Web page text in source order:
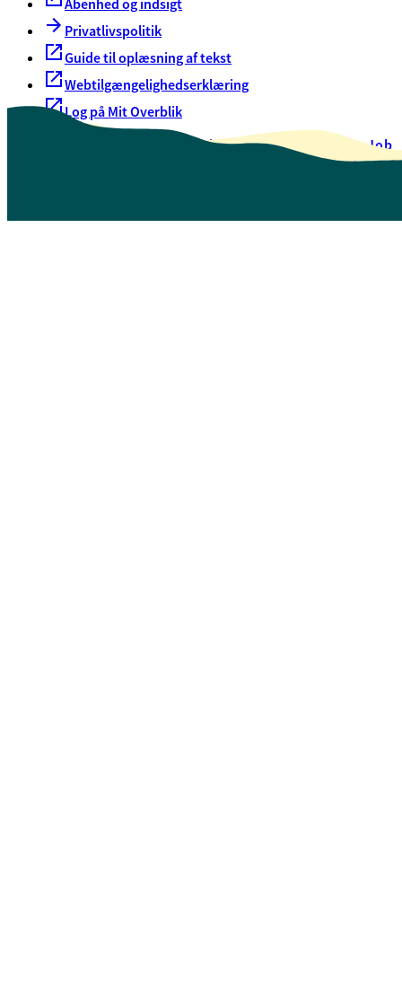
Åbenhed og indsigt
Privatlivspolitik
Guide til oplæsning af tekst
Webtilgængelighedserklæring
Log på Mit Overblik
Oversigt over selvbetjeningJob